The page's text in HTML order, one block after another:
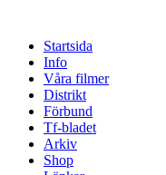
Startsida
Info
Våra filmer
Distrikt
Förbund
Tf-bladet
Arkiv
Shop